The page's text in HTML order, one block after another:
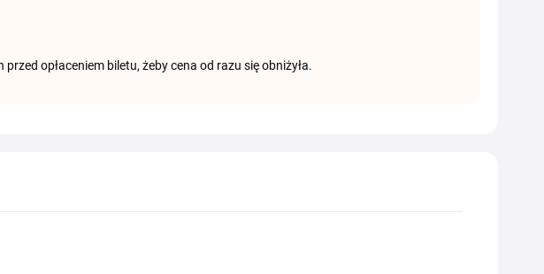
opłaceniem biletu, żeby cena od razu się obniżyła.